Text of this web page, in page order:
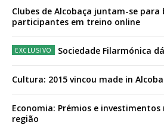
Clubes de Alcobaça juntam-se
participantes em treino online
Sociedade Filarmónica
Cultura: 2015 vincou made in
Economia: Prémios e investimentos
região